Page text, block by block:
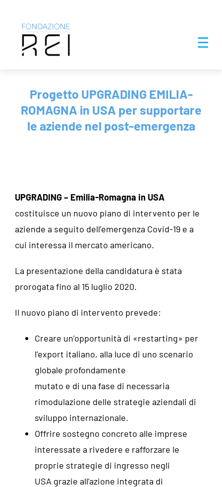
☰
Progetto UPGRADING EMILIA-
ROMAGNA in USA per supportare
le aziende nel post-emergenza
UPGRADING – Emilia-Romagna in USA
costituisce un nuovo piano di intervento per le
aziende a seguito dell’emergenza Covid-19 e a
cui interessa il mercato americano.
La presentazione della candidatura è stata
prorogata fino al 15 luglio 2020.
Il nuovo piano di intervento prevede:
Creare un’opportunità di «restarting» per
l’export italiano, alla luce di uno scenario
globale profondamente
mutato e di una fase di necessaria
rimodulazione delle strategie aziendali di
sviluppo internazionale.
Offrire sostegno concreto alle imprese
interessate a rivedere e rafforzare le
proprie strategie di ingresso negli
USA grazie all’azione integrata di